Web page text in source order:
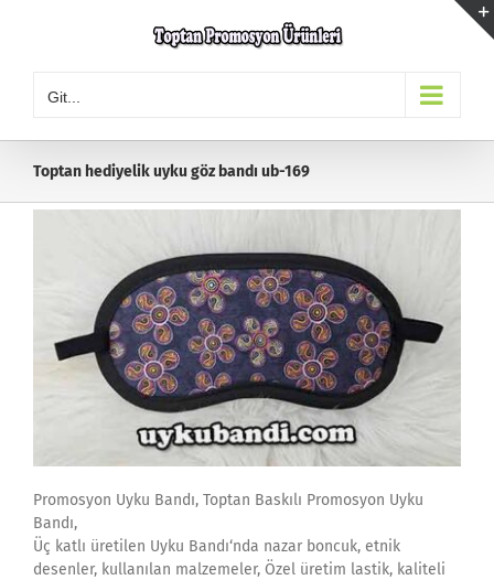
Git...
Toptan hediyelik uyku göz bandı ub-169
Promosyon Uyku Bandı, Toptan Baskılı Promosyon Uyku
Bandı,
Üç katlı üretilen Uyku Bandı‘nda nazar boncuk, etnik
desenler, kullanılan malzemeler, Özel üretim lastik, kaliteli